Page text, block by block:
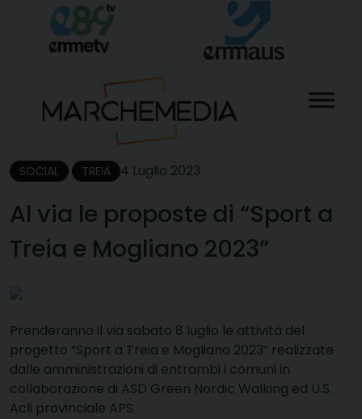
content
SOCIAL TREIA 4 Luglio 2023
Al via le proposte di “Sport a
Treia e Mogliano 2023”
Prenderanno il via sabato 8 luglio le attività del
progetto “Sport a Treia e Mogliano 2023” realizzate
dalle amministrazioni di entrambi i comuni in
collaborazione di ASD Green Nordic Walking ed U.S.
Acli provinciale APS.